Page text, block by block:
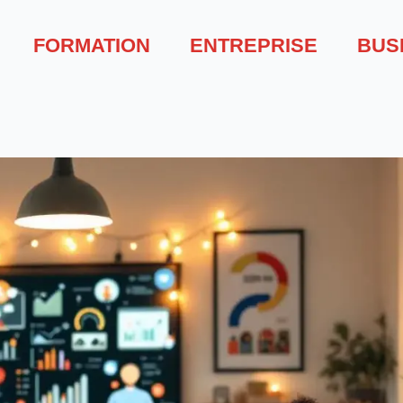
FORMATION ENTREPRISE